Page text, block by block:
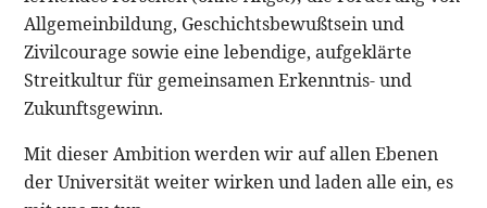
Allgemeinbildung, Geschichtsbewußtsein und
Zivilcourage sowie eine lebendige, aufgeklärte
Streitkultur für gemeinsamen Erkenntnis- und
Zukunftsgewinn.
Mit dieser Ambition werden wir auf allen Ebenen
der Universität weiter wirken und laden alle ein, es